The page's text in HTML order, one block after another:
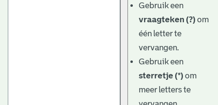
Gebruik een
vraagteken (?) om
één letter te
vervangen.
Gebruik een
sterretje (*) om
meer letters te